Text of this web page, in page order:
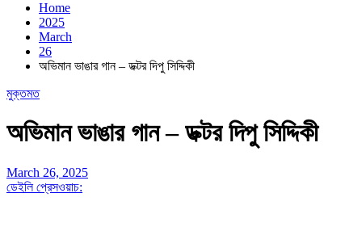
Home
2025
March
26
অভিমান ভাঙার গান – ডক্টর দিপু সিদ্দিকী
মুক্তমত
অভিমান ভাঙার গান – ডক্টর দিপু সিদ্দিকী
March 26, 2025
ডেইলি প্রেসওয়াচ: